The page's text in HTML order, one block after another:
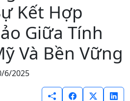
Kết Hợp
Giữa Tính
Và Bền Vững
6/2025